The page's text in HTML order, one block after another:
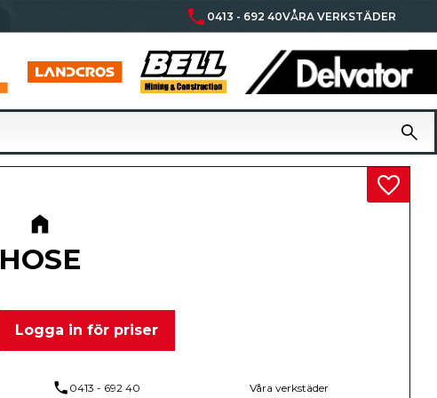
phone 0413 - 692 40VÅRA VERKSTÄDER
HOSE
Logga in för priser
Lägg
phone 0413 - 692 40 Våra verkstäder